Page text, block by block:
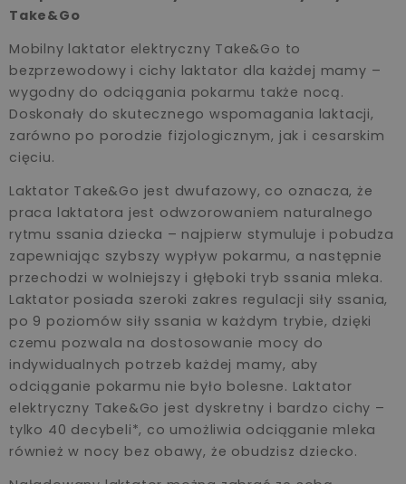
Take&Go
Mobilny laktator elektryczny Take&Go to
bezprzewodowy i cichy laktator dla każdej mamy –
wygodny do odciągania pokarmu także nocą.
Doskonały do skutecznego wspomagania laktacji,
zarówno po porodzie fizjologicznym, jak i cesarskim
cięciu.
Laktator Take&Go jest dwufazowy, co oznacza, że
praca laktatora jest odwzorowaniem naturalnego
rytmu ssania dziecka – najpierw stymuluje i pobudza
zapewniając szybszy wypływ pokarmu, a następnie
przechodzi w wolniejszy i głęboki tryb ssania mleka.
Laktator posiada szeroki zakres regulacji siły ssania,
po 9 poziomów siły ssania w każdym trybie, dzięki
czemu pozwala na dostosowanie mocy do
indywidualnych potrzeb każdej mamy, aby
odciąganie pokarmu nie było bolesne. Laktator
elektryczny Take&Go jest dyskretny i bardzo cichy –
tylko 40 decybeli*, co umożliwia odciąganie mleka
również w nocy bez obawy, że obudzisz dziecko.